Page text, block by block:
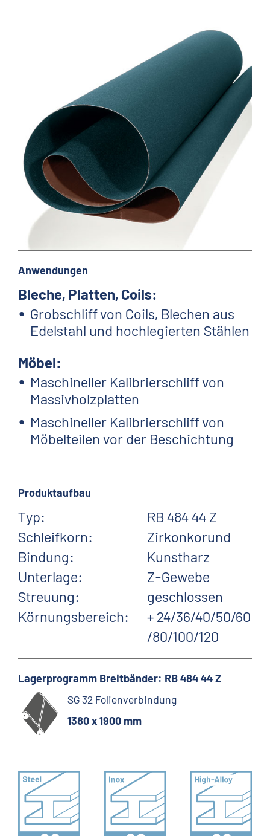
Anwendungen
Bleche, Platten, Coils:
Grobschliff von Coils, Blechen aus
Edelstahl und hochlegierten Stählen
Möbel:
Maschineller Kalibrierschliff von
Massivholzplatten
Maschineller Kalibrierschliff von
Möbelteilen vor der Beschichtung
Produktaufbau
Typ:
RB 484 44 Z
Schleifkorn:
Zirkonkorund
Bindung:
Kunstharz
Unterlage:
Z-Gewebe
Streuung:
geschlossen
Körnungsbereich:
+ 24/36/40/50/60
/80/100/120
Lagerprogramm Breitbänder: RB 484 44 Z
SG 32 Folienverbindung
1380 x 1900 mm